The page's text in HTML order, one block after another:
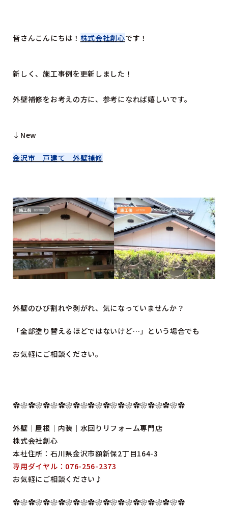
皆さんこんにちは！ 株式会社創心です！
新しく、施工事例を更新しました！
外壁補修をお考えの方に、参考になれば嬉しいです。
↓New
金沢市 戸建て 外壁補修
外壁のひび割れや剥がれ、気になっていませんか？
「全部塗り替えるほどではないけど…」という場合でも
お気軽にご相談ください。
✿❀✿❀✿❀✿❀✿❀✿❀✿❀✿❀✿❀✿❀✿❀✿
外壁｜屋根｜内装｜水回りリフォーム専門店
株式会社創心
本社住所：石川県金沢市額新保2丁目164-3
専用ダイヤル：076-256-2373
お気軽にご相談ください♪
✿❀✿❀✿❀✿❀✿❀✿❀✿❀✿❀✿❀✿❀✿❀✿